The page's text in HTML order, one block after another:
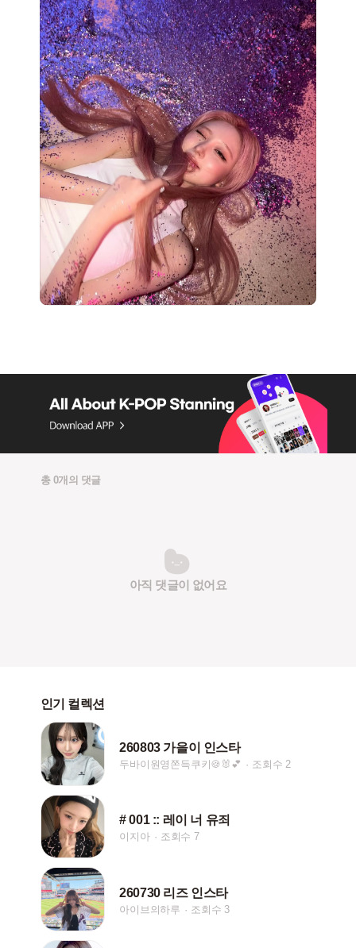
총 0개의 댓글
아직 댓글이 없어요
인기 컬렉션
260803 가을이 인스타
두바이원영쫀득쿠키🍪🐰💕 조회수 2
# 001 :: 레이 너 유죄
이지아 조회수 7
260730 리즈 인스타
아이브의하루 조회수 3